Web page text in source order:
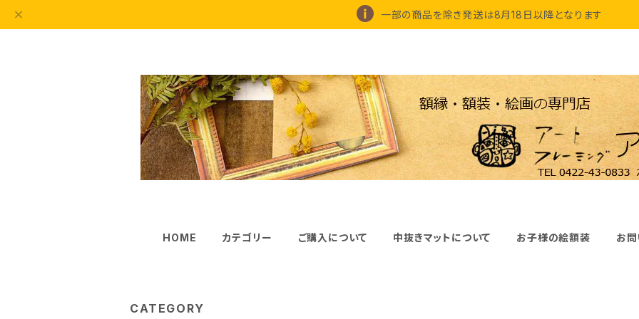
一部の商品を除き発送は8月18日以降となります
HOME カテゴリー ご購入について 中抜きマットについて お子様の絵額装 お
CATEGORY